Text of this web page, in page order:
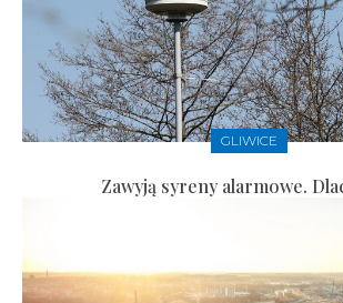
GLIWICE
Zawyją syreny alarmowe.